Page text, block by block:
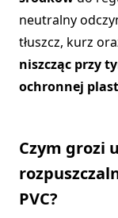
neutralny
tłuszcz, kurz
niszcząc przy
ochronnej
Czym grozi
PVC?